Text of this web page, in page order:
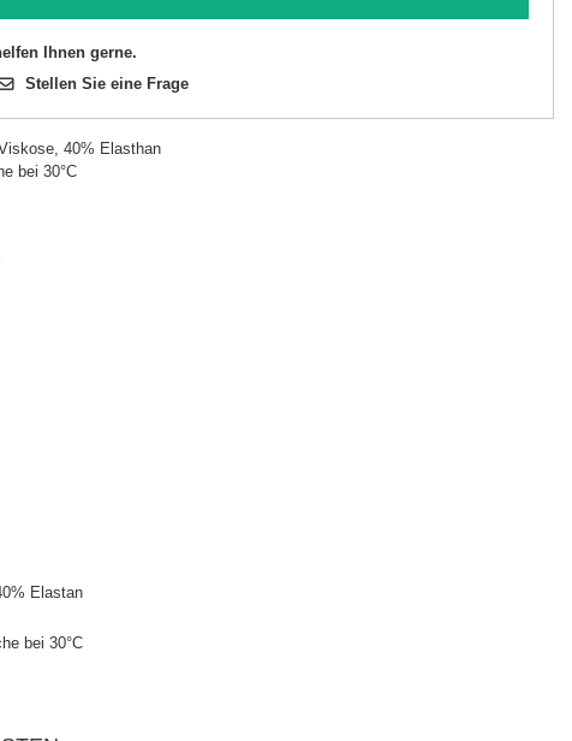
Ihnen gerne.
Stellen Sie eine Frage
40% Elasthan
bei 30°C
Elastan
bei 30°C